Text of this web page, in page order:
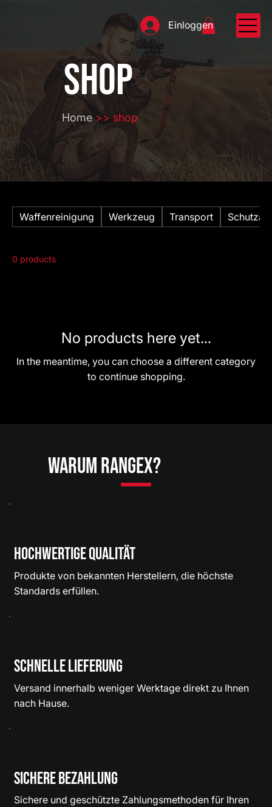
Einloggen
SHOP
Home>> shop
Warum RangeX?
Hochwertige Qualität
Produkte von bekannten Herstellern, die höchste
Standards erfüllen.
Schnelle Lieferung
Versand innerhalb weniger Werktage direkt zu Ihnen
nach Hause.
Sichere Bezahlung
Sichere und geschützte Zahlungsmethoden für Ihren
Waffenreinigung Werkzeug Transport
0 products
No products here yet...
In the meantime, you can choose a different category
to continue shopping.